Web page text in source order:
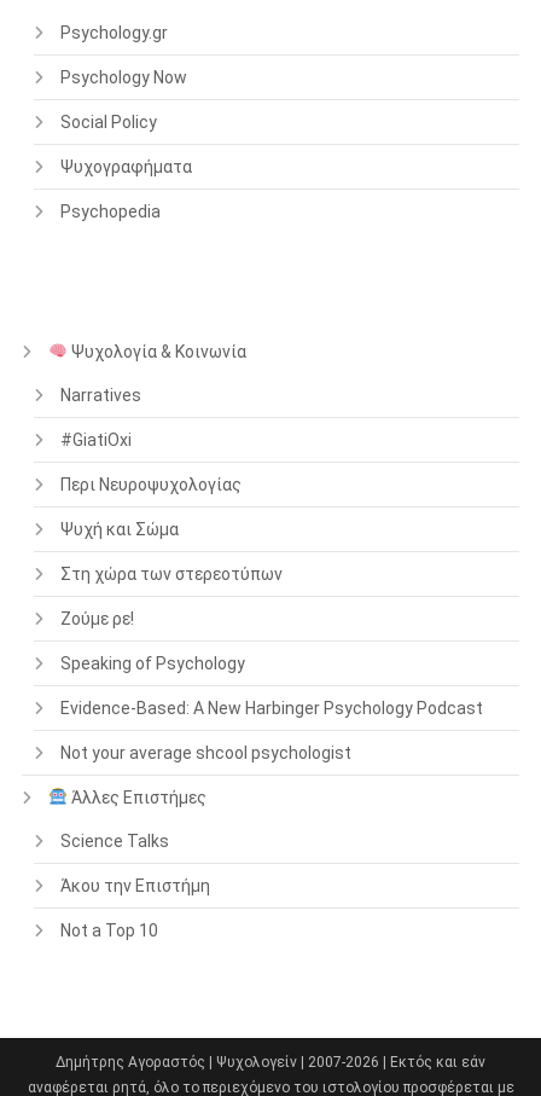
Psychology.gr
Psychology Now
Social Policy
Ψυχογραφήματα
Psychopedia
Ψυχολογία & Κοινωνία
Narratives
#GiatiOxi
Περι Νευροψυχολογίας
Ψυχή και Σώμα
Στη χώρα των στερεοτύπων
Ζούμε ρε!
Speaking of Psychology
Evidence-Based: A New Harbinger Psychology Podcast
Not your average shcool psychologist
Άλλες Επιστήμες
Science Talks
Άκου την Επιστήμη
Not a Top 10
Δημήτρης Αγοραστός | Ψυχολογείν | 2007-2026 | Εκτός και εάν
αναφέρεται ρητά, όλο το περιεχόμενο του ιστολογίου προσφέρεται με